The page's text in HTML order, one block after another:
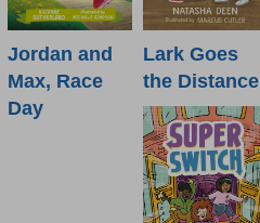
Jordan and
Max, Race
Day
Lark Goes
the Distance